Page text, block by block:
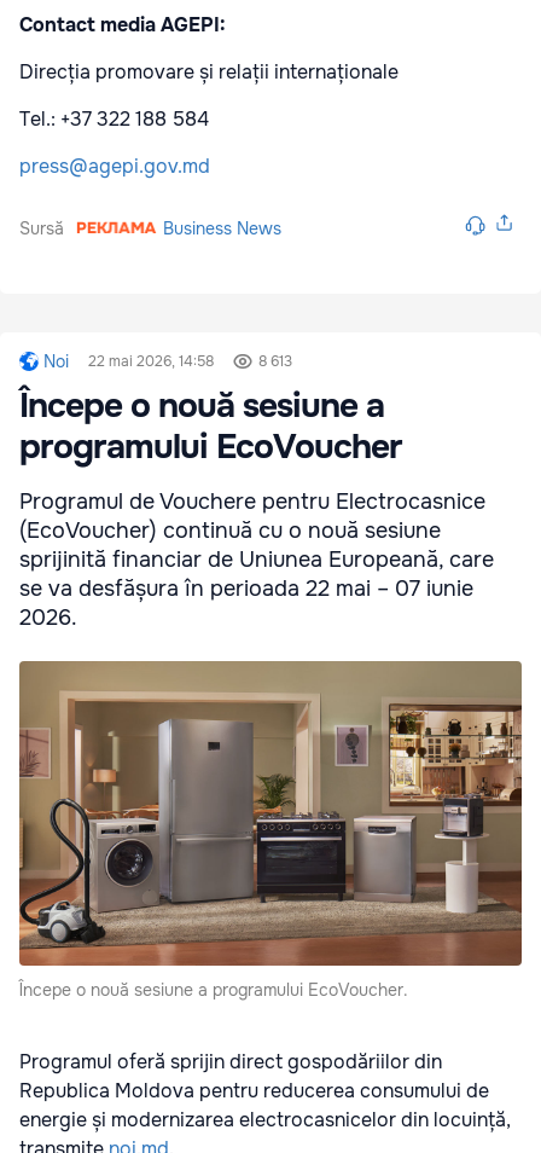
Contact media AGEPI:
Direcția promovare și relații internaționale
Tel.: +37 322 188 584
press@agepi.gov.md
Sursă Business News
Noi 22 mai 2026, 14:58 8 613
Începe o nouă sesiune a
programului EcoVoucher
Programul de Vouchere pentru Electrocasnice
(EcoVoucher) continuă cu o nouă sesiune
sprijinită financiar de Uniunea Europeană, care
se va desfășura în perioada 22 mai – 07 iunie
2026.
Începe o nouă sesiune a programului EcoVoucher.
Programul oferă sprijin direct gospodăriilor din
Republica Moldova pentru reducerea consumului de
energie și modernizarea electrocasnicelor din locuință,